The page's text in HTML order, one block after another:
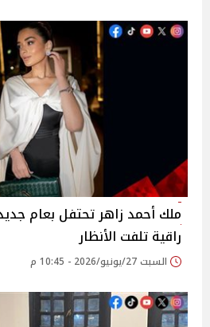
ملك أحمد زاهر تحتفل بعام
راقية تلفت الأنظار
السبت 27/يونيو/2026 - 10:45 م